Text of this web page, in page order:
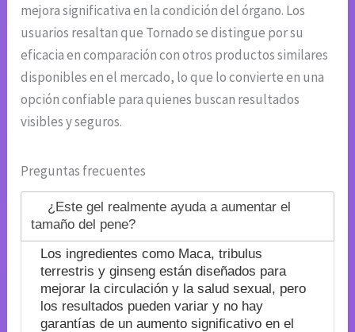
mejora significativa en la condición del órgano. Los
usuarios resaltan que Tornado se distingue por su
eficacia en comparación con otros productos similares
disponibles en el mercado, lo que lo convierte en una
opción confiable para quienes buscan resultados
visibles y seguros.
Preguntas frecuentes
¿Este gel realmente ayuda a aumentar el
tamaño del pene?
Los ingredientes como Maca, tribulus
terrestris y ginseng están diseñados para
mejorar la circulación y la salud sexual, pero
los resultados pueden variar y no hay
garantías de un aumento significativo en el